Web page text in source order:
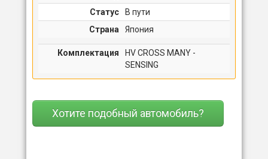
Статус
В пути
Страна
Япония
Комплектация
HV CROSS MANY -
SENSING
Хотите подобный автомобиль?